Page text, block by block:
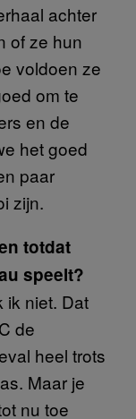
achter
of ze hun
voldoen ze
om te
en de
het goed
paar
zijn.
totdat
speelt?
ik niet. Dat
de
heel trots
Maar je
nu toe